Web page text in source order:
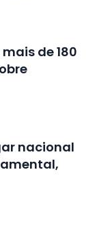
de 180
nacional